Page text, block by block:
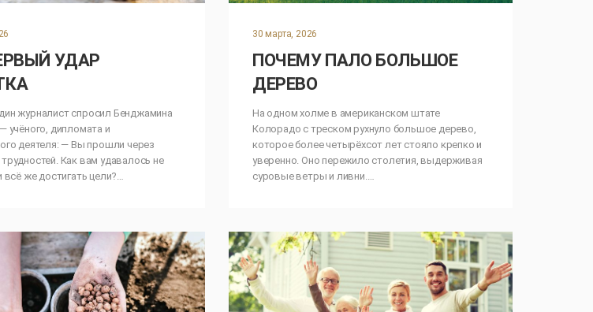
УДАР
журналист спросил Бенджамина
учёного, дипломата и
деятеля: — Вы прошли через
Как вам удавалось не
всё же достигать цели?…
30 марта, 2026
ПОЧЕМУ ПАЛО БОЛЬШОЕ
ДЕРЕВО
На одном холме в американском штате
Колорадо с треском рухнуло большое дерево,
которое более четырёхсот лет стояло крепко и
уверенно. Оно пережило столетия, выдерживая
суровые ветры и ливни.…